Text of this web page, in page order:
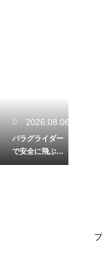
2026.08.06
パラグライダー
で安全に飛ぶた
めの無線の基本